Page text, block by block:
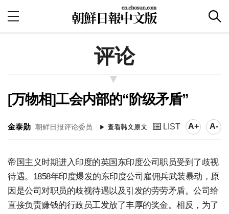
评论
[万物相]工会内部的“阶级矛盾”
金泰勋 朝鲜日报评论委员 LIST A+ A-
帝国主义时期进入印度的英国东印度公司职员受到了歧视
待遇。1858年印度爆发的东印度公司雇佣兵武装暴动，原
因是公司对职员的歧视待遇以及引发的劳劳矛盾。公司给
直接负责赚钱的行政员工发放了丰厚的奖金。相反，为了